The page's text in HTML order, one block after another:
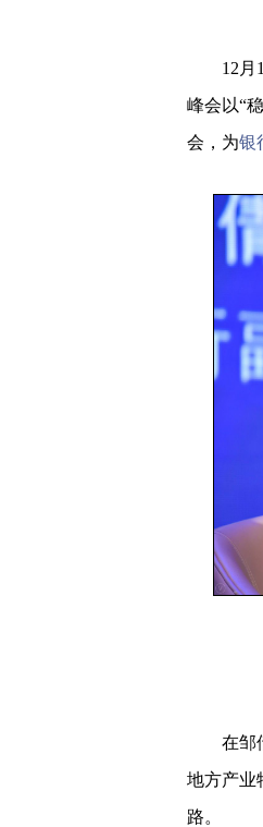
12月18
峰会以“
会，为银
在邹倩
地方产业
路。